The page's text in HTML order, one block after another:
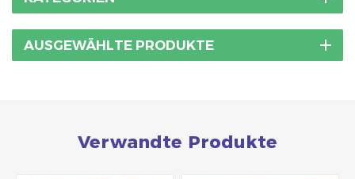
AUSGEWÄHLTE PRODUKTE
Verwandte Produkte